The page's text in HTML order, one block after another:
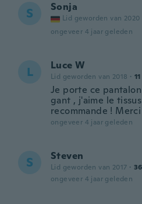
S Sonja
Lid geworden van 2020
ongeveer 4 jaar geleden
L Luce W
Lid geworden van 2018 · 11
Je porte ce
gant , j'aime le
recommande ! Merci
ongeveer 4 jaar geleden
S Steven
Lid geworden van 2017 · 36
ongeveer 4 jaar geleden